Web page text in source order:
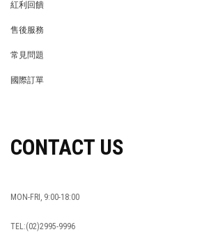
紅利回饋
售後服務
常見問題
國際訂單
CONTACT US
MON-FRI, 9:00-18:00
TEL:(02)2995-9996